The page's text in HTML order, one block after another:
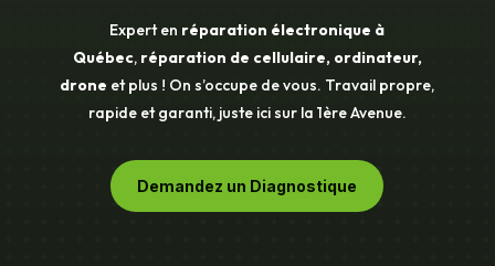
Expert en réparation électronique à
Québec, réparation de cellulaire, ordinateur,
drone et plus ! On s’occupe de vous. Travail propre,
rapide et garanti, juste ici sur la 1ère Avenue.
Demandez un Diagnostique